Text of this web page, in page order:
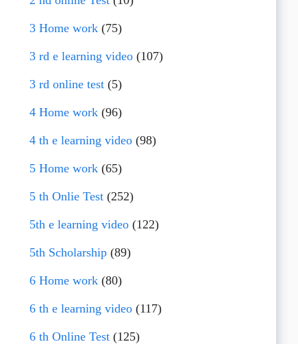
3 Home work (75)
3 rd e learning video (107)
3 rd online test (5)
4 Home work (96)
4 th e learning video (98)
5 Home work (65)
5 th Onlie Test (252)
5th e learning video (122)
5th Scholarship (89)
6 Home work (80)
6 th e learning video (117)
6 th Online Test (125)